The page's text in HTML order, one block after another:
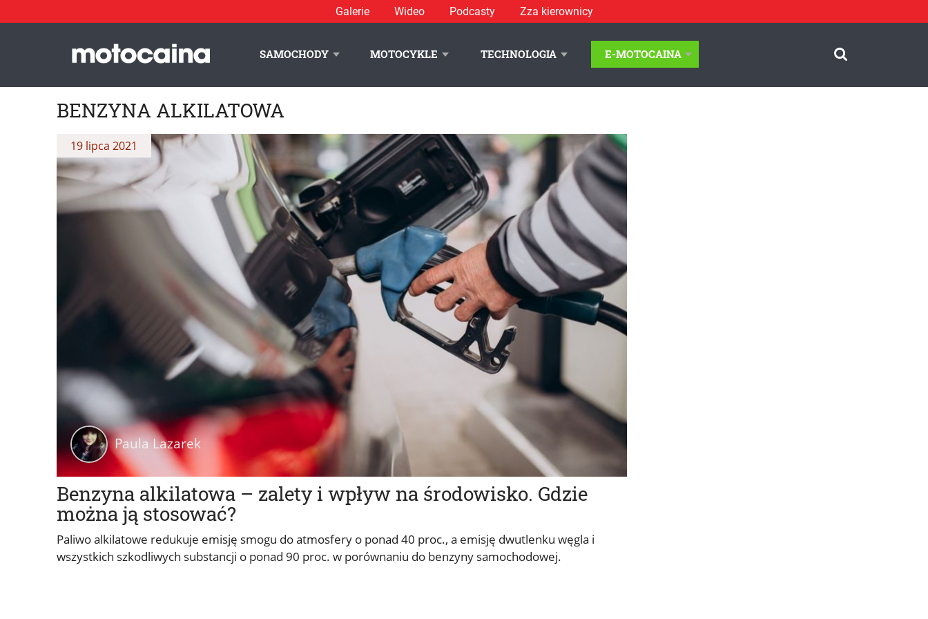
Galerie Wideo Podcasty Zza kierownicy
SAMOCHODY MOTOCYKLE TECHNOLOGIA E-MOTOCAINA
BENZYNA ALKILATOWA
Benzyna alkilatowa – zalety i wpływ na środowisko. Gdzie
można ją stosować?
19 lipca 2021
Paula Lazarek
Paliwo alkilatowe redukuje emisję smogu do atmosfery o ponad 40 proc., a emisję dwutlenku węgla i
wszystkich szkodliwych substancji o ponad 90 proc. w porównaniu do benzyny samochodowej.